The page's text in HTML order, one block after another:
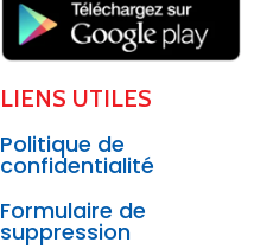
LIENS UTILES
Politique de
confidentialité
Formulaire de
suppression